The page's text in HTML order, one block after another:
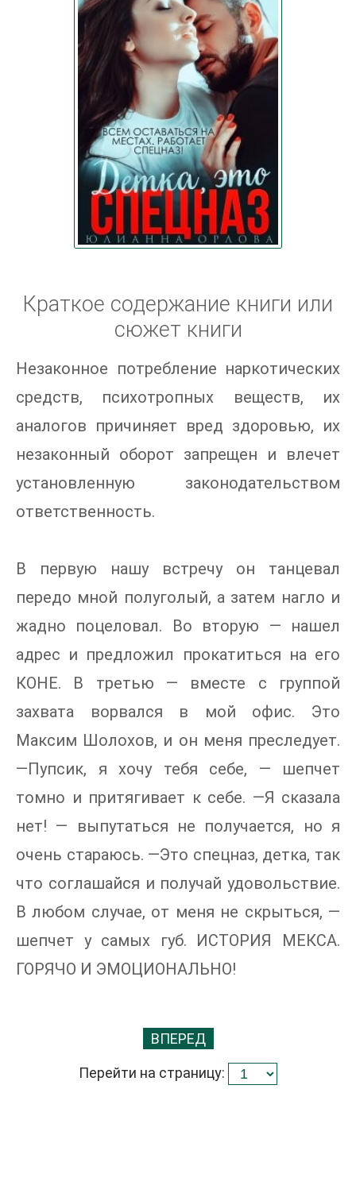
Краткое содержание книги или
сюжет книги
Незаконное потребление наркотических
средств, психотропных веществ, их
аналогов причиняет вред здоровью, их
незаконный оборот запрещен и влечет
установленную законодательством
ответственность.
В первую нашу встречу он танцевал
передо мной полуголый, а затем нагло и
жадно поцеловал. Во вторую — нашел
адрес и предложил прокатиться на его
КОНЕ. В третью — вместе с группой
захвата ворвался в мой офис. Это
Максим Шолохов, и он меня преследует.
—Пупсик, я хочу тебя себе, — шепчет
томно и притягивает к себе. —Я сказала
нет! — выпутаться не получается, но я
очень стараюсь. —Это спецназ, детка, так
что соглашайся и получай удовольствие.
В любом случае, от меня не скрыться, —
шепчет у самых губ. ИСТОРИЯ МЕКСА.
ГОРЯЧО И ЭМОЦИОНАЛЬНО!
ВПЕРЕД
Перейти на страницу: